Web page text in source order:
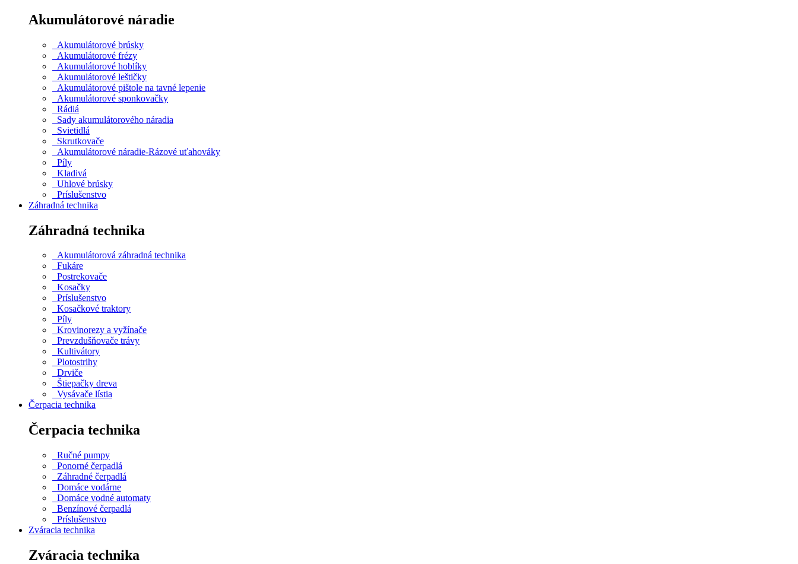
Akumulátorové náradie
Akumulátorové brúsky
Akumulátorové frézy
Akumulátorové hoblíky
Akumulátorové leštičky
Akumulátorové pištole na tavné lepenie
Akumulátorové sponkovačky
Rádiá
Sady akumulátorového náradia
Svietidlá
Skrutkovače
Akumulátorové náradie-Rázové uťahováky
Píly
Kladivá
Uhlové brúsky
Príslušenstvo
Záhradná technika
Záhradná technika
Akumulátorová záhradná technika
Fukáre
Postrekovače
Kosačky
Príslušenstvo
Kosačkové traktory
Píly
Krovinorezy a vyžínače
Prevzdušňovače trávy
Kultivátory
Plotostrihy
Drviče
Štiepačky dreva
Vysávače lístia
Čerpacia technika
Čerpacia technika
Ručné pumpy
Ponorné čerpadlá
Záhradné čerpadlá
Domáce vodárne
Domáce vodné automaty
Benzínové čerpadlá
Príslušenstvo
Zváracia technika
Zváracia technika